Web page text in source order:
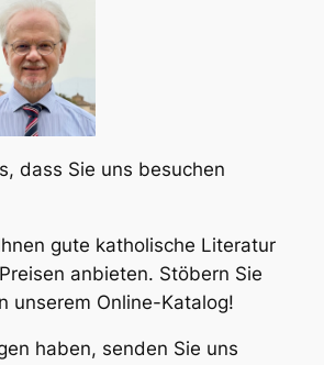
dass Sie uns besuchen
gute katholische Literatur
anbieten. Stöbern Sie
unserem Online-Katalog!
haben, senden Sie uns